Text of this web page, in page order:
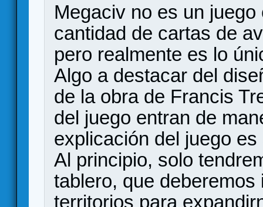
Megaciv no es un
cantidad de cartas de
pero realmente es lo
Algo a destacar del
de la obra de Francis
del juego entran de
explicación del juego
Al principio, solo
tablero, que
territorios para